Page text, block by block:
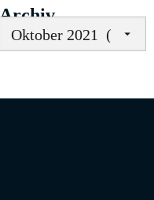
Archiv